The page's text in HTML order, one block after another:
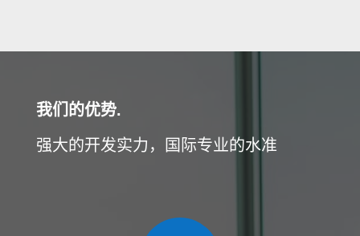
我们的优势.
强大的开发实力，国际专业的水准